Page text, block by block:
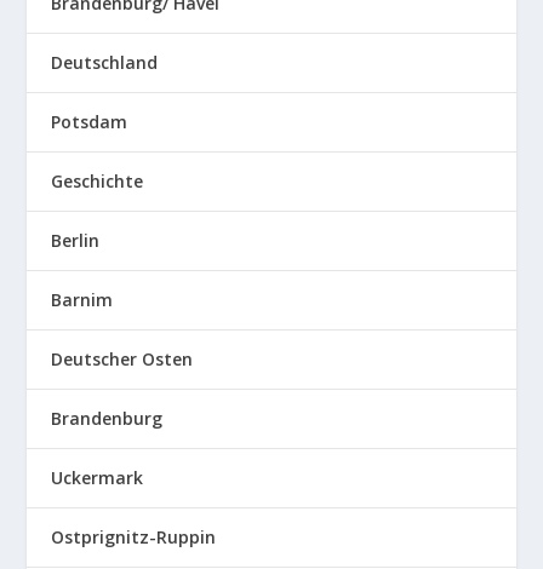
Deutschland
Potsdam
Geschichte
Berlin
Barnim
Deutscher Osten
Brandenburg
Uckermark
Ostprignitz-Ruppin